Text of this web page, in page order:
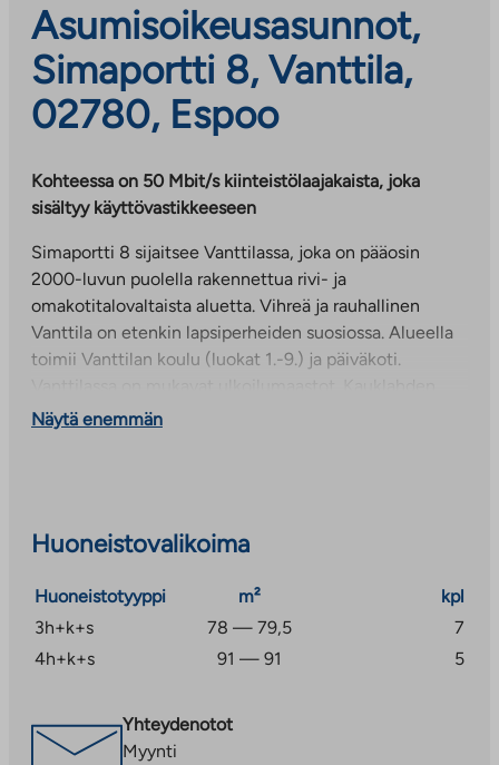
Asumisoikeusasunnot,
Simaportti 8, Vanttila,
02780, Espoo
Kohteessa on 50 Mbit/s kiinteistölaajakaista, joka
sisältyy käyttövastikkeeseen
Simaportti 8 sijaitsee Vanttilassa, joka on pääosin
2000-luvun puolella rakennettua rivi- ja
omakotitalovaltaista aluetta. Vihreä ja rauhallinen
Vanttila on etenkin lapsiperheiden suosiossa. Alueella
toimii Vanttilan koulu (luokat 1.-9.) ja päiväkoti.
juna-asemalta pääsee 30 minuutissa Helsingin
Näytä enemmän
Huoneistovalikoima
Huoneistotyyppi m²
kpl
3h+k+s
78 — 79,5
7
4h+k+s
91 — 91 5
Yhteydenotot
Myynti